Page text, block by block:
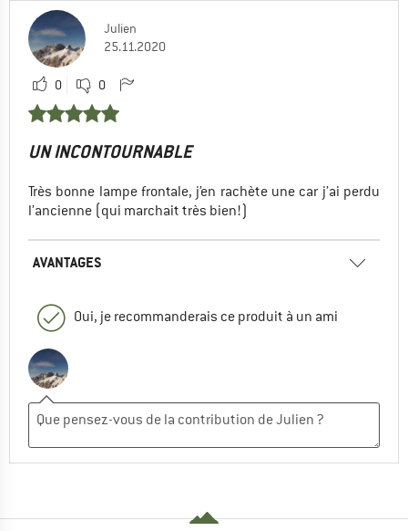
Julien
25.11.2020
0 0
UN INCONTOURNABLE
Très bonne lampe frontale, j’en rachète une car j’ai perdu
l’ancienne (qui marchait très bien!)
AVANTAGES
Oui, je recommanderais ce produit à un ami